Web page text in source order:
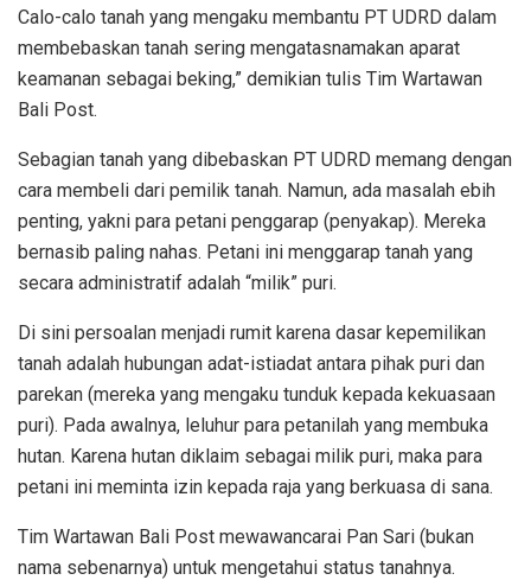
Calo-calo tanah yang mengaku membantu PT UDRD dalam
membebaskan tanah sering mengatasnamakan aparat
keamanan sebagai beking,” demikian tulis Tim Wartawan
Bali Post.
Sebagian tanah yang dibebaskan PT UDRD memang dengan
cara membeli dari pemilik tanah. Namun, ada masalah ebih
penting, yakni para petani penggarap (penyakap). Mereka
bernasib paling nahas. Petani ini menggarap tanah yang
secara administratif adalah “milik” puri.
Di sini persoalan menjadi rumit karena dasar kepemilikan
tanah adalah hubungan adat-istiadat antara pihak puri dan
parekan (mereka yang mengaku tunduk kepada kekuasaan
puri). Pada awalnya, leluhur para petanilah yang membuka
hutan. Karena hutan diklaim sebagai milik puri, maka para
petani ini meminta izin kepada raja yang berkuasa di sana.
Tim Wartawan Bali Post mewawancarai Pan Sari (bukan
nama sebenarnya) untuk mengetahui status tanahnya.